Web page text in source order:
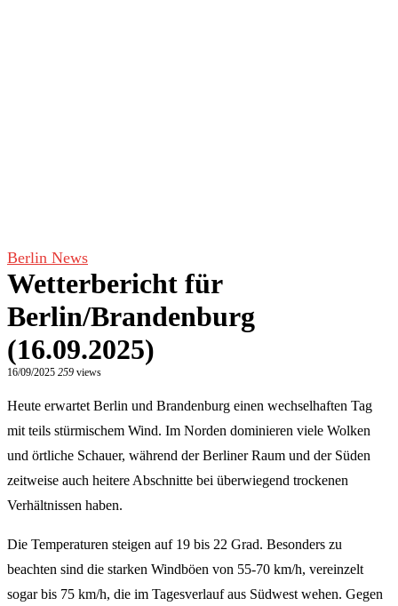
Berlin News
Wetterbericht für
Berlin/Brandenburg
(16.09.2025)
16/09/2025 259 views
Heute erwartet Berlin und Brandenburg einen wechselhaften Tag
mit teils stürmischem Wind. Im Norden dominieren viele Wolken
und örtliche Schauer, während der Berliner Raum und der Süden
zeitweise auch heitere Abschnitte bei überwiegend trockenen
Verhältnissen haben.
Die Temperaturen steigen auf 19 bis 22 Grad. Besonders zu
beachten sind die starken Windböen von 55-70 km/h, vereinzelt
sogar bis 75 km/h, die im Tagesverlauf aus Südwest wehen. Gegen